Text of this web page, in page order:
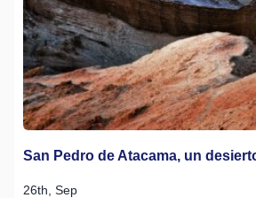
San Pedro de Atacama, un
26th, Sep